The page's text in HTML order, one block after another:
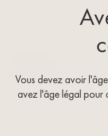
Vous devez avoir
avez l'âge légal pour